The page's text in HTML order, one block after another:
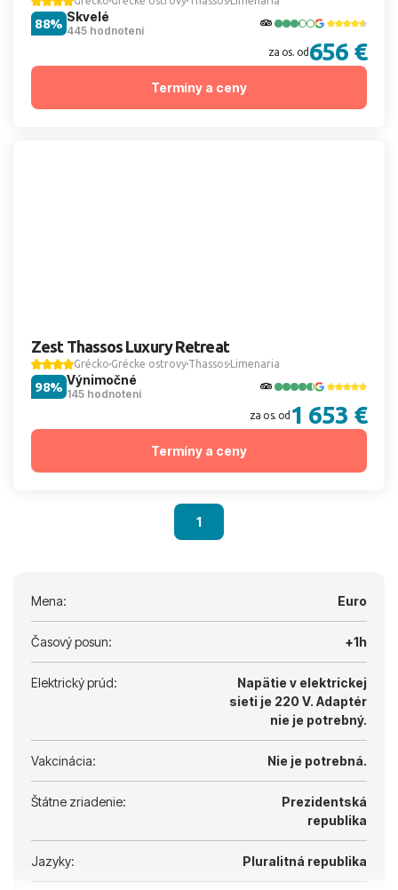
Skvelé
445 hodnotení
88%
za os. od 656 €
Termíny a ceny
Zest Thassos Luxury Retreat
Grécko Grécke ostrovy Thassos Limenaria
Výnimočné
145 hodnotení
98%
za os. od 1 653 €
Termíny a ceny
1
Mena: Euro
Časový posun: +1h
Elektrický prúd:
Napätie v elektrickej
sieti je 220 V. Adaptér
nie je potrebný.
Vakcinácia: Nie je potrebná.
Štátne zriadenie:
Prezidentská
republika
Jazyky: Pluralitná republika